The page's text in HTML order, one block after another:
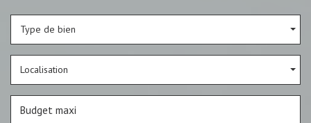
Type de bien
Localisation